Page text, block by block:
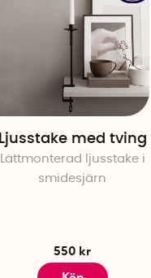
Ljusstake med tving
Lättmonterad ljusstake i
smidesjärn
550 kr